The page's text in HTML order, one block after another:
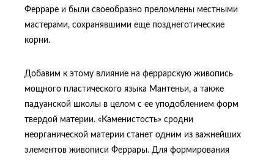
Ферраре и были своеобразно преломлены местными
мастерами, сохранявшими еще позднеготические
корни.
Добавим к этому влияние на феррарскую живопись
мощного пластического языка Мантеньи, а также
падуанской школы в целом с ее уподоблением форм
твердой материи. «Каменистость» сродни
неорганической материи станет одним из важнейших
элементов живописи Феррары. Для формирования